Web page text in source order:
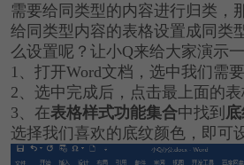
需要给同类型的内容进行归类，
给同类型内容的表格设置成同类
么设置呢？让小Q来给大家演示一
1、打开Word文档，选中我们需
2、选中完成后，点击最上面的表
3、在表格样式功能集合中找到
选择我们喜欢的底纹颜色，即可